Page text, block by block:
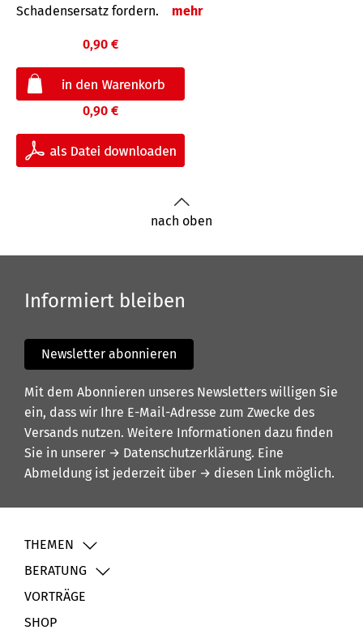
Schadensersatz fordern.
mehr
0,90 €
0,90 €
nach oben
Informiert bleiben
Newsletter abonnieren
Mit dem Abonnieren unseres Newsletters willigen Sie
ein, dass wir Ihre E-Mail-Adresse zum Zwecke des
Versands nutzen. Weitere Informationen dazu finden
Sie in unserer → Datenschutzerklärung. Eine
Abmeldung ist jederzeit über → diesen Link möglich.
THEMEN
BERATUNG
VORTRÄGE
SHOP